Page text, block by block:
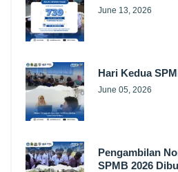
June 13, 2026
Hari Kedua
June 05, 2026
Pengambilan
SPMB 2026